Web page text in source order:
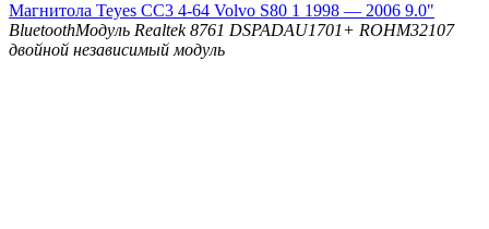
Магнитола Teyes CC3 4-64 Volvo S80 1 1998 — 2006 9.0"
BluetoothМодуль Realtek 8761 DSPADAU1701+ ROHM32107
двойной независимый модуль